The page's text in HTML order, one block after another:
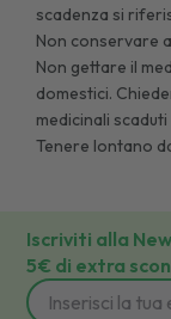
scadenza si
Non conservare
Non gettare il
domestici.
medicinali
Tenere lontano
Iscriviti alla
5€ di extra